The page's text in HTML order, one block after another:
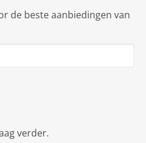
de beste aanbiedingen van
verder.